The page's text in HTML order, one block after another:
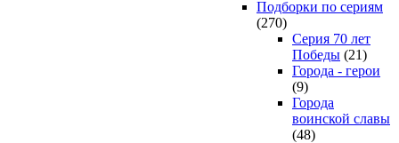
Подборки по сериям
(270)
Серия 70 лет
Победы (21)
Города - герои
(9)
Города
воинской славы
(48)